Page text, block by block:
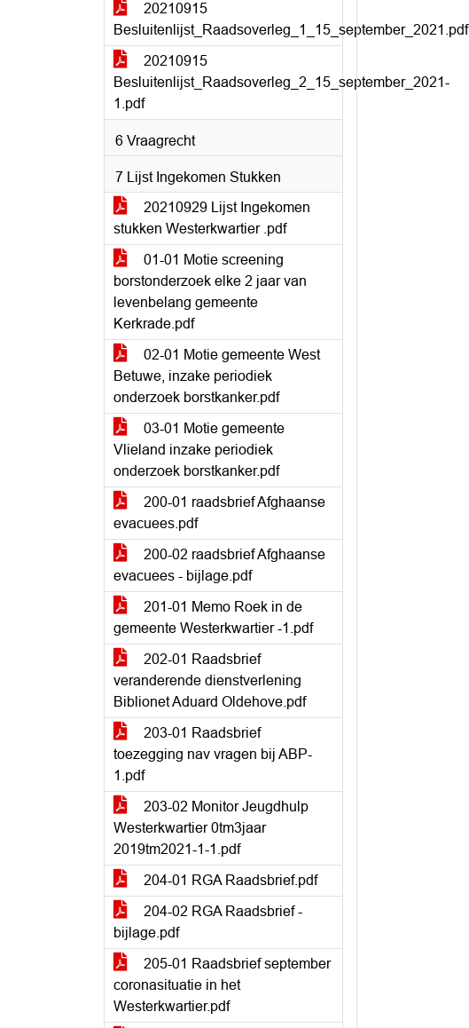
20210915
Besluitenlijst_Raadsoverleg_1_15_september_2021.pdf
20210915
Besluitenlijst_Raadsoverleg_2_15_september_2021-
1.pdf
6 Vraagrecht
7 Lijst Ingekomen Stukken
20210929 Lijst Ingekomen
stukken Westerkwartier .pdf
01-01 Motie screening
borstonderzoek elke 2 jaar van
levenbelang gemeente
Kerkrade.pdf
02-01 Motie gemeente West
Betuwe, inzake periodiek
onderzoek borstkanker.pdf
03-01 Motie gemeente
Vlieland inzake periodiek
onderzoek borstkanker.pdf
200-01 raadsbrief Afghaanse
evacuees.pdf
200-02 raadsbrief Afghaanse
evacuees - bijlage.pdf
201-01 Memo Roek in de
gemeente Westerkwartier -1.pdf
202-01 Raadsbrief
veranderende dienstverlening
Biblionet Aduard Oldehove.pdf
203-01 Raadsbrief
toezegging nav vragen bij ABP-
1.pdf
203-02 Monitor Jeugdhulp
Westerkwartier 0tm3jaar
2019tm2021-1-1.pdf
204-01 RGA Raadsbrief.pdf
204-02 RGA Raadsbrief -
bijlage.pdf
205-01 Raadsbrief september
coronasituatie in het
Westerkwartier.pdf